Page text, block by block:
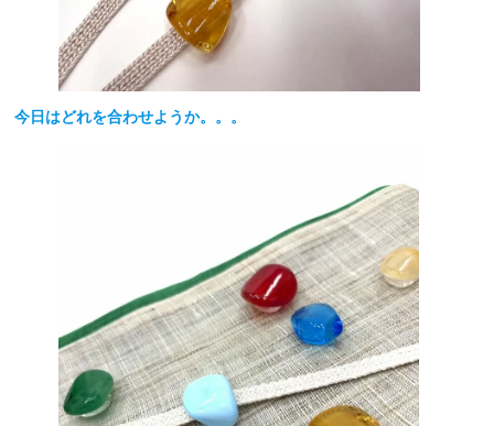
今日はどれを合わせようか。。。